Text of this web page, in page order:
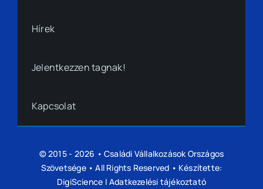
Hírek
Jelentkezzen tagnak!
Kapcsolat
© 2015 - 2026 •Családi Vállalkozások Országos
Szövetsége• All Rights Reserved • Készítette:
DigiScience | Adatkezelési tájékoztató